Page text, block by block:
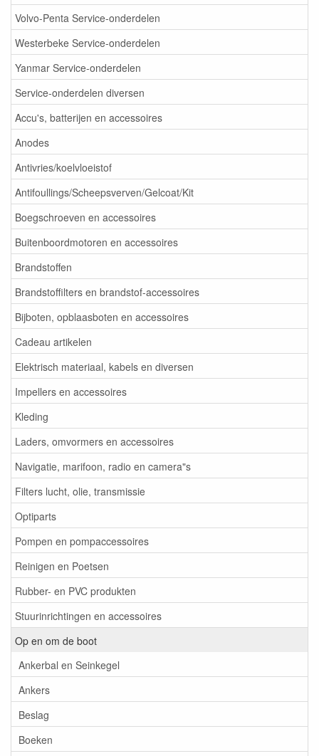
Volvo-Penta Service-onderdelen
Westerbeke Service-onderdelen
Yanmar Service-onderdelen
Service-onderdelen diversen
Accu's, batterijen en accessoires
Anodes
Antivries/koelvloeistof
Antifoullings/Scheepsverven/Gelcoat/Kit
Boegschroeven en accessoires
Buitenboordmotoren en accessoires
Brandstoffen
Brandstoffilters en brandstof-accessoires
Bijboten, opblaasboten en accessoires
Cadeau artikelen
Elektrisch materiaal, kabels en diversen
Impellers en accessoires
Kleding
Laders, omvormers en accessoires
Navigatie, marifoon, radio en camera"s
Filters lucht, olie, transmissie
Optiparts
Pompen en pompaccessoires
Reinigen en Poetsen
Rubber- en PVC produkten
Stuurinrichtingen en accessoires
Op en om de boot
Ankerbal en Seinkegel
Ankers
Beslag
Boeken